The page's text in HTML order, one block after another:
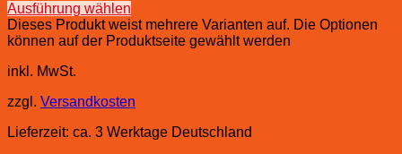
Ausführung wählen
Dieses Produkt weist mehrere Varianten auf. Die Optionen
können auf der Produktseite gewählt werden
inkl. MwSt.
zzgl. Versandkosten
Lieferzeit: ca. 3 Werktage Deutschland